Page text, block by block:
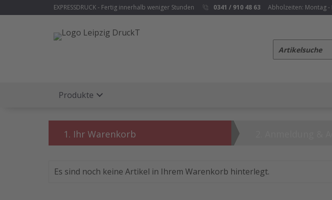
EXPRESSDRUCK - Fertig innerhalb weniger Stunden 0341 / 910 48 63 Abholzeiten: Montag -
Produkte
1. Ihr Warenkorb
Es sind noch keine Artikel in Ihrem Warenkorb hinterlegt.